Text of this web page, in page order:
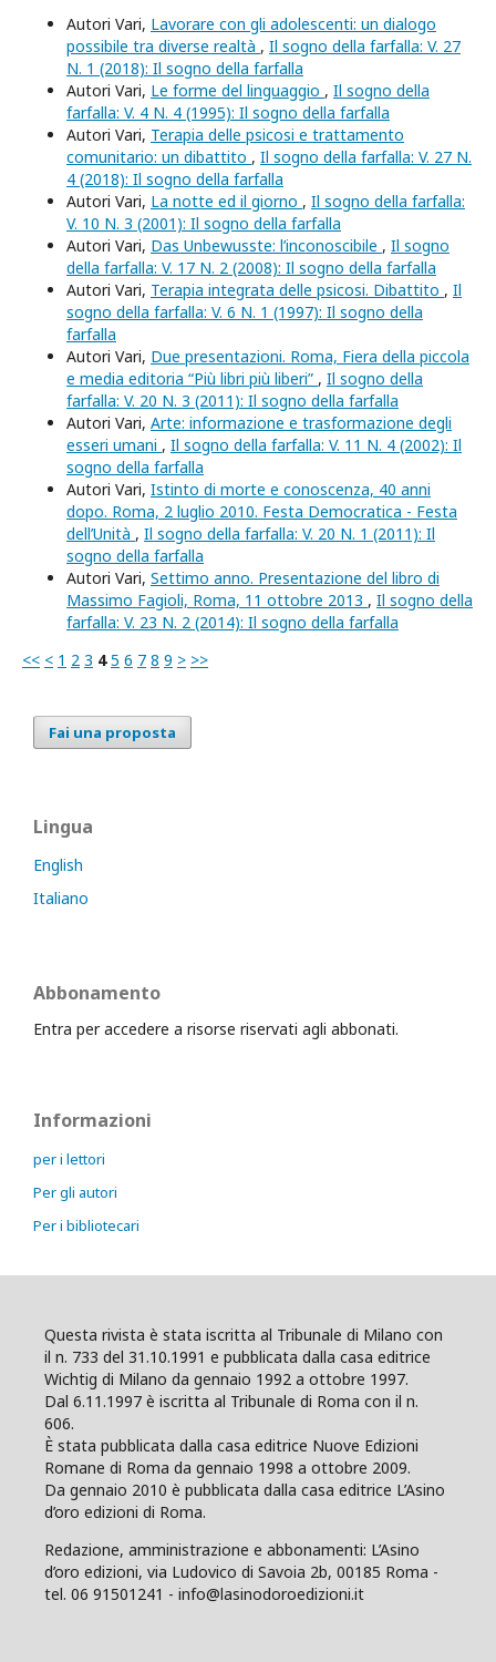
Autori Vari, Lavorare con gli adolescenti: un dialogo
possibile tra diverse realtà , Il sogno della farfalla: V. 27
N. 1 (2018): Il sogno della farfalla
Autori Vari, Le forme del linguaggio , Il sogno della
farfalla: V. 4 N. 4 (1995): Il sogno della farfalla
Autori Vari, Terapia delle psicosi e trattamento
comunitario: un dibattito , Il sogno della farfalla: V. 27 N.
4 (2018): Il sogno della farfalla
Autori Vari, La notte ed il giorno , Il sogno della farfalla:
V. 10 N. 3 (2001): Il sogno della farfalla
Autori Vari, Das Unbewusste: l’inconoscibile , Il sogno
della farfalla: V. 17 N. 2 (2008): Il sogno della farfalla
Autori Vari, Terapia integrata delle psicosi. Dibattito , Il
sogno della farfalla: V. 6 N. 1 (1997): Il sogno della
farfalla
Autori Vari, Due presentazioni. Roma, Fiera della piccola
e media editoria “Più libri più liberi” , Il sogno della
farfalla: V. 20 N. 3 (2011): Il sogno della farfalla
Autori Vari, Arte: informazione e trasformazione degli
esseri umani , Il sogno della farfalla: V. 11 N. 4 (2002): Il
sogno della farfalla
Autori Vari, Istinto di morte e conoscenza, 40 anni
dopo. Roma, 2 luglio 2010. Festa Democratica - Festa
dell’Unità , Il sogno della farfalla: V. 20 N. 1 (2011): Il
sogno della farfalla
Autori Vari, Settimo anno. Presentazione del libro di
Massimo Fagioli, Roma, 11 ottobre 2013 , Il sogno della
farfalla: V. 23 N. 2 (2014): Il sogno della farfalla
<< < 1 2 3 4 5 6 7 8 9 > >>
Fai una proposta
Lingua
English
Italiano
Abbonamento
Entra per accedere a risorse riservati agli abbonati.
Informazioni
per i lettori
Per gli autori
Per i bibliotecari
Questa rivista è stata iscritta al Tribunale di Milano con
il n. 733 del 31.10.1991 e pubblicata dalla casa editrice
Wichtig di Milano da gennaio 1992 a ottobre 1997.
Dal 6.11.1997 è iscritta al Tribunale di Roma con il n.
606.
È stata pubblicata dalla casa editrice Nuove Edizioni
Romane di Roma da gennaio 1998 a ottobre 2009.
Da gennaio 2010 è pubblicata dalla casa editrice L’Asino
d’oro edizioni di Roma.
Redazione, amministrazione e abbonamenti: L’Asino
d’oro edizioni, via Ludovico di Savoia 2b, 00185 Roma -
tel. 06 91501241 - info@lasinodoroedizioni.it